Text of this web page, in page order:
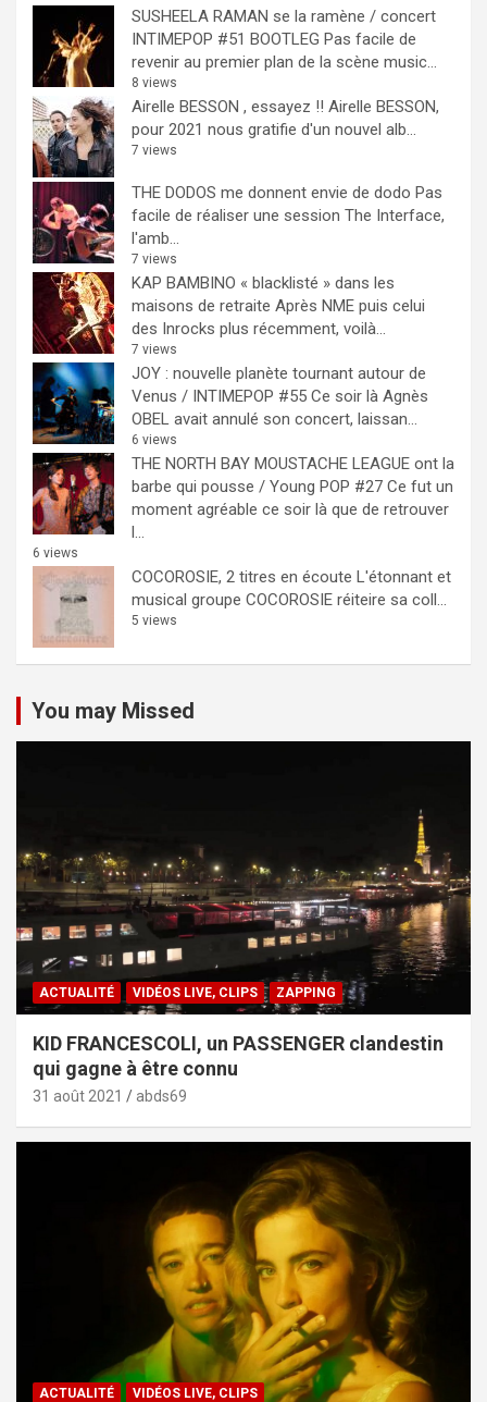
SUSHEELA RAMAN se la ramène / concert
INTIMEPOP #51 BOOTLEG Pas facile de
revenir au premier plan de la scène music...
8 views
Airelle BESSON , essayez !! Airelle BESSON,
pour 2021 nous gratifie d'un nouvel alb...
7 views
THE DODOS me donnent envie de dodo Pas
facile de réaliser une session The Interface,
l'amb...
7 views
KAP BAMBINO « blacklisté » dans les
maisons de retraite Après NME puis celui
des Inrocks plus récemment, voilà...
7 views
JOY : nouvelle planète tournant autour de
Venus / INTIMEPOP #55 Ce soir là Agnès
OBEL avait annulé son concert, laissan...
6 views
THE NORTH BAY MOUSTACHE LEAGUE ont la
barbe qui pousse / Young POP #27 Ce fut un
moment agréable ce soir là que de retrouver
l...
6 views
COCOROSIE, 2 titres en écoute L'étonnant et
musical groupe COCOROSIE réiteire sa coll...
5 views
You may Missed
ACTUALITÉ VIDÉOS LIVE, CLIPS ZAPPING
KID FRANCESCOLI, un PASSENGER clandestin
qui gagne à être connu
31 août 2021 abds69
ACTUALITÉ VIDÉOS LIVE, CLIPS